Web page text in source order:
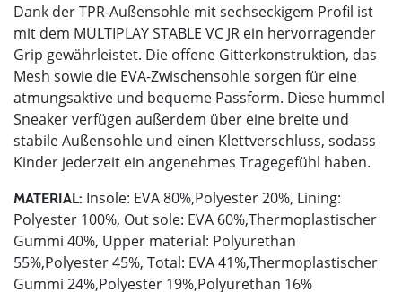
Dank der TPR-Außensohle mit sechseckigem Profil ist
mit dem MULTIPLAY STABLE VC JR ein hervorragender
Grip gewährleistet. Die offene Gitterkonstruktion, das
Mesh sowie die EVA-Zwischensohle sorgen für eine
atmungsaktive und bequeme Passform. Diese hummel
Sneaker verfügen außerdem über eine breite und
stabile Außensohle und einen Klettverschluss, sodass
Kinder jederzeit ein angenehmes Tragegefühl haben.
MATERIAL: Insole: EVA 80%,Polyester 20%, Lining:
Polyester 100%, Out sole: EVA 60%,Thermoplastischer
Gummi 40%, Upper material: Polyurethan
55%,Polyester 45%, Total: EVA 41%,Thermoplastischer
Gummi 24%,Polyester 19%,Polyurethan 16%